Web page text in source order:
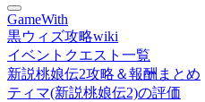
GameWith
黒ウィズ攻略wiki
イベントクエスト一覧
新説桃娘伝2攻略＆報酬まとめ
ティマ(新説桃娘伝2)の評価